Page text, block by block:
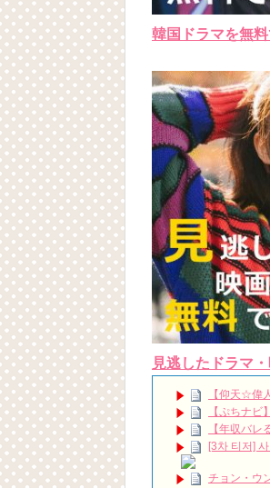
韓国ドラマを無
見逃したドラマ
【仰天☆偉
【ぷちナ
【年収バレ
[3차 티저]
チョン・ウ